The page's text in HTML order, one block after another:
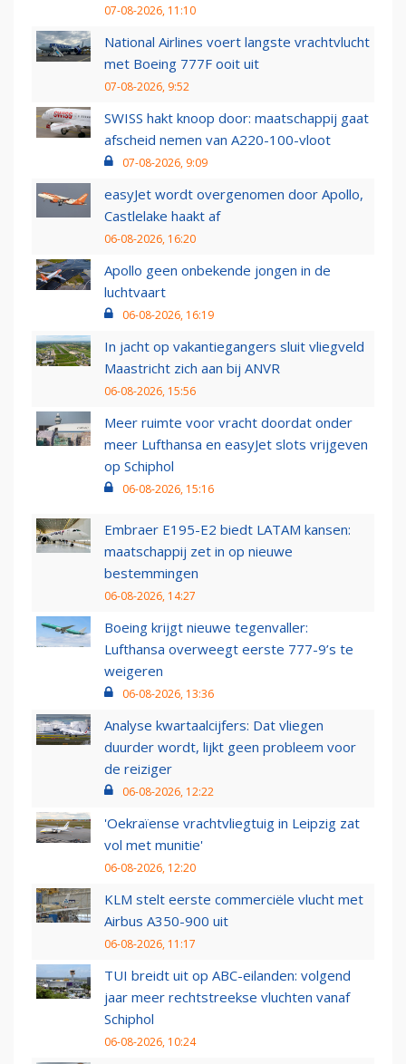
07-08-2026, 11:10
National Airlines voert langste vrachtvlucht
met Boeing 777F ooit uit
07-08-2026, 9:52
SWISS hakt knoop door: maatschappij gaat
afscheid nemen van A220-100-vloot
07-08-2026, 9:09
easyJet wordt overgenomen door Apollo,
Castlelake haakt af
06-08-2026, 16:20
Apollo geen onbekende jongen in de
luchtvaart
06-08-2026, 16:19
In jacht op vakantiegangers sluit vliegveld
Maastricht zich aan bij ANVR
06-08-2026, 15:56
Meer ruimte voor vracht doordat onder
meer Lufthansa en easyJet slots vrijgeven
op Schiphol
06-08-2026, 15:16
Embraer E195-E2 biedt LATAM kansen:
maatschappij zet in op nieuwe
bestemmingen
06-08-2026, 14:27
Boeing krijgt nieuwe tegenvaller:
Lufthansa overweegt eerste 777-9’s te
weigeren
06-08-2026, 13:36
Analyse kwartaalcijfers: Dat vliegen
duurder wordt, lijkt geen probleem voor
de reiziger
06-08-2026, 12:22
'Oekraïense vrachtvliegtuig in Leipzig zat
vol met munitie'
06-08-2026, 12:20
KLM stelt eerste commerciële vlucht met
Airbus A350-900 uit
06-08-2026, 11:17
TUI breidt uit op ABC-eilanden: volgend
jaar meer rechtstreekse vluchten vanaf
Schiphol
06-08-2026, 10:24